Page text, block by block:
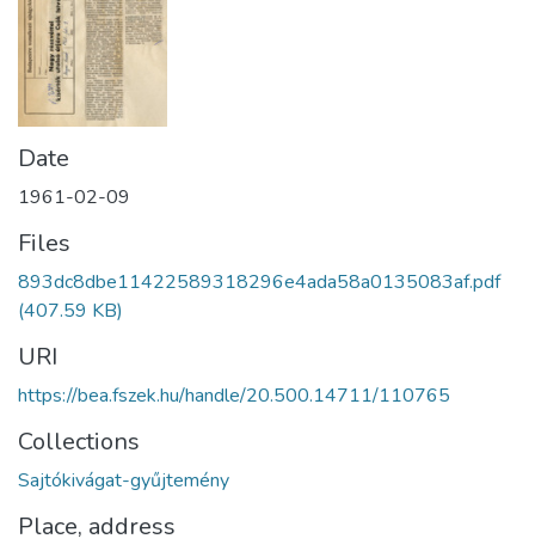
Date
1961-02-09
Files
893dc8dbe11422589318296e4ada58a0135083af.pdf
(407.59 KB)
URI
https://bea.fszek.hu/handle/20.500.14711/110765
Collections
Sajtókivágat-gyűjtemény
Place, address